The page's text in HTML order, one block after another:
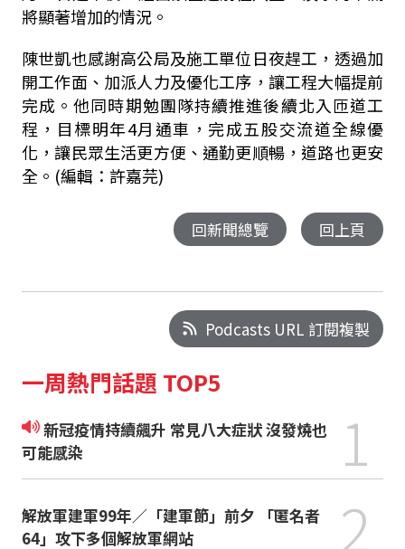
將顯著增加的情況。
陳世凱也感謝高公局及施工單位日夜趕工，透過加
開工作面、加派人力及優化工序，讓工程大幅提前
完成。他同時期勉團隊持續推進後續北入匝道工
程，目標明年4月通車，完成五股交流道全線優
化，讓民眾生活更方便、通勤更順暢，道路也更安
全。(編輯：許嘉芫)
回新聞總覽 回上頁
Podcasts URL 訂閱複製
一周熱門話題 TOP5
新冠疫情持續飆升 常見八大症狀 沒發燒也
可能感染
1
解放軍建軍99年／「建軍節」前夕 「匿名者
64」攻下多個解放軍網站
2